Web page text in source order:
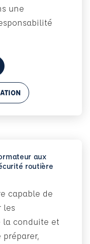
une
aux
routière
capable de
les
la conduite et